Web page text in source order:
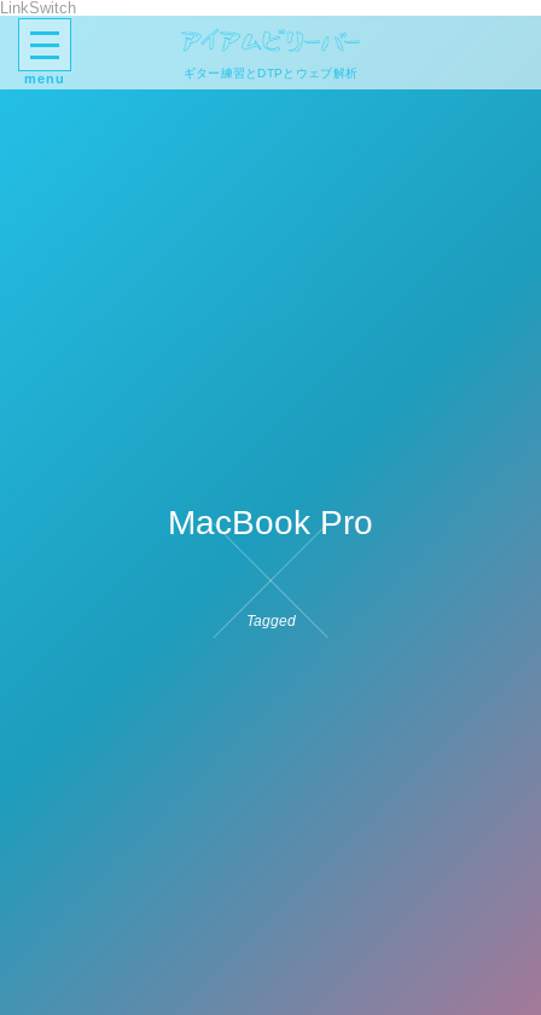
LinkSwitch
menu ギター練習とDTPとウェブ解析
MacBook Pro
Tagged